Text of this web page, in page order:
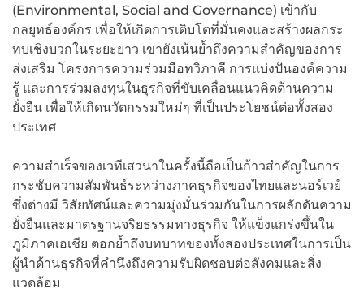
(Environmental, Social and Governance) เข้ากับ
กลยุทธ์องค์กร เพื่อให้เกิดการเติบโตที่มั่นคงและสร้างผลกระ
ทบเชิงบวกในระยะยาว เขายังเน้นย้ำถึงความสำคัญของการ
ส่งเสริม โครงการความร่วมมือทวิภาคี การแบ่งปันองค์ความ
รู้ และการร่วมลงทุนในธุรกิจที่ขับเคลื่อนแนวคิดด้านความ
ยั่งยืน เพื่อให้เกิดนวัตกรรมใหม่ๆ ที่เป็นประโยชน์ต่อทั้งสอง
ประเทศ
ความสำเร็จของเวทีเสวนาในครั้งนี้ถือเป็นก้าวสำคัญในการ
กระชับความสัมพันธ์ระหว่างภาคธุรกิจของไทยและนอร์เวย์
ซึ่งต่างมี วิสัยทัศน์และความมุ่งมั่นร่วมกันในการผลักดันความ
ยั่งยืนและมาตรฐานจริยธรรมทางธุรกิจ ให้แข็งแกร่งขึ้นใน
ภูมิภาคเอเชีย ตอกย้ำถึงบทบาทของทั้งสองประเทศในการเป็น
ผู้นำด้านธุรกิจที่คำนึงถึงความรับผิดชอบต่อสังคมและสิ่ง
แวดล้อม